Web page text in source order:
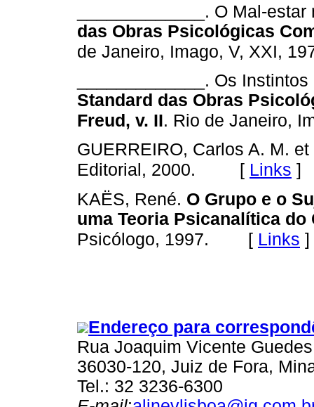
_____________. O Mal-
das Obras Psicológicas
de Janeiro, Imago, V, XXI,
_____________. Os
Standard das Obras
Freud, v. II. Rio de Janeiro,
GUERREIRO, Carlos A. M.
Editorial, 2000.
[ Links ]
KAËS, René. O Grupo e o
uma Teoria Psicanalítica do
Psicólogo, 1997. [ Links ]
Endereço para
Rua Joaquim Vicente
36030-120, Juiz de Fora,
Tel.: 32 3236-6300